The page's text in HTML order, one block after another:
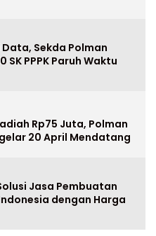
Sekda Polman
SK PPPK Paruh Waktu
Rp75 Juta, Polman
20 April Mendatang
Jasa Pembuatan
dengan Harga